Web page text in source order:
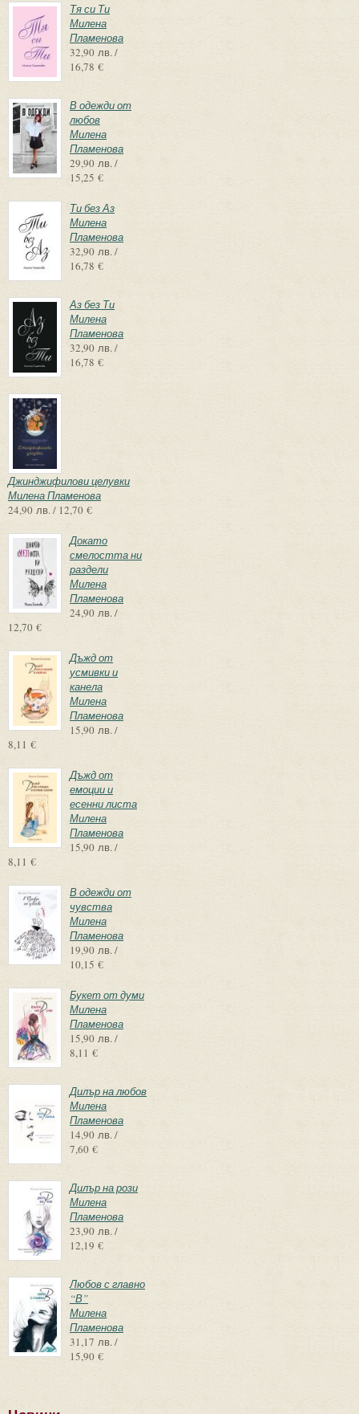
Тя си Ти
Милена
Пламенова
32,90 лв. /
16,78 €
В одежди от
любов
Милена
Пламенова
29,90 лв. /
15,25 €
Ти без Аз
Милена
Пламенова
32,90 лв. /
16,78 €
Аз без Ти
Милена
Пламенова
32,90 лв. /
16,78 €
Джинджифилови целувки
Милена Пламенова
24,90 лв. / 12,70 €
Докато
смелостта ни
раздели
Милена
Пламенова
24,90 лв. /
12,70 €
Дъжд от
усмивки и
канела
Милена
Пламенова
15,90 лв. /
8,11 €
Дъжд от
емоции и
есенни листа
Милена
Пламенова
15,90 лв. /
8,11 €
В одежди от
чувства
Милена
Пламенова
19,90 лв. /
10,15 €
Букет от думи
Милена
Пламенова
15,90 лв. /
8,11 €
Дилър на любов
Милена
Пламенова
14,90 лв. /
7,60 €
Дилър на рози
Милена
Пламенова
23,90 лв. /
12,19 €
Любов с главно
“В”
Милена
Пламенова
31,17 лв. /
15,90 €